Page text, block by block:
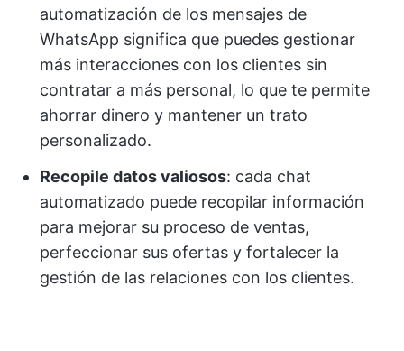
automatización de los mensajes de
WhatsApp significa que puedes gestionar
más interacciones con los clientes sin
contratar a más personal, lo que te permite
ahorrar dinero y mantener un trato
personalizado.
Recopile datos valiosos: cada chat
automatizado puede recopilar información
para mejorar su proceso de ventas,
perfeccionar sus ofertas y fortalecer la
gestión de las relaciones con los clientes.